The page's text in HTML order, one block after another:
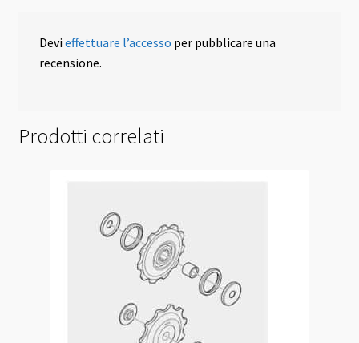
Devieffettuare l’accesso per pubblicare una
recensione.
Prodotti correlati